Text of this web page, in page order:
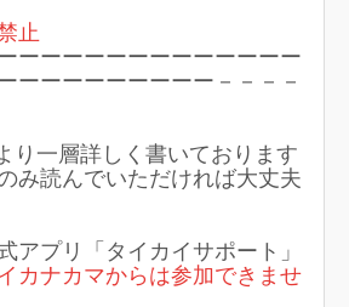
止
ーーーーーーーーーーーーー
ーーーーーーーーー－－－－
り一層詳しく書いております
み読んでいただければ大丈夫
アプリ「タイカイサポート」
イカナカマからは参加できませ